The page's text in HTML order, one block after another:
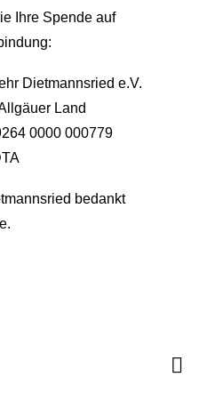
Ihre Spende auf
Dietmannsried e.V.
Land
0000 000779
bedankt